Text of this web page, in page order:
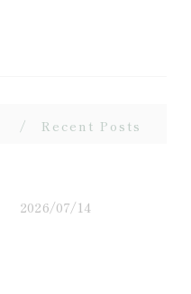
Recent Posts
2026/07/14